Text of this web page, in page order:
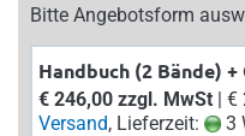
Bitte Angebotsform
Handbuch (2 Bände)
€ 246,00 zzgl. MwSt
|
Versand, Lieferzeit: 3